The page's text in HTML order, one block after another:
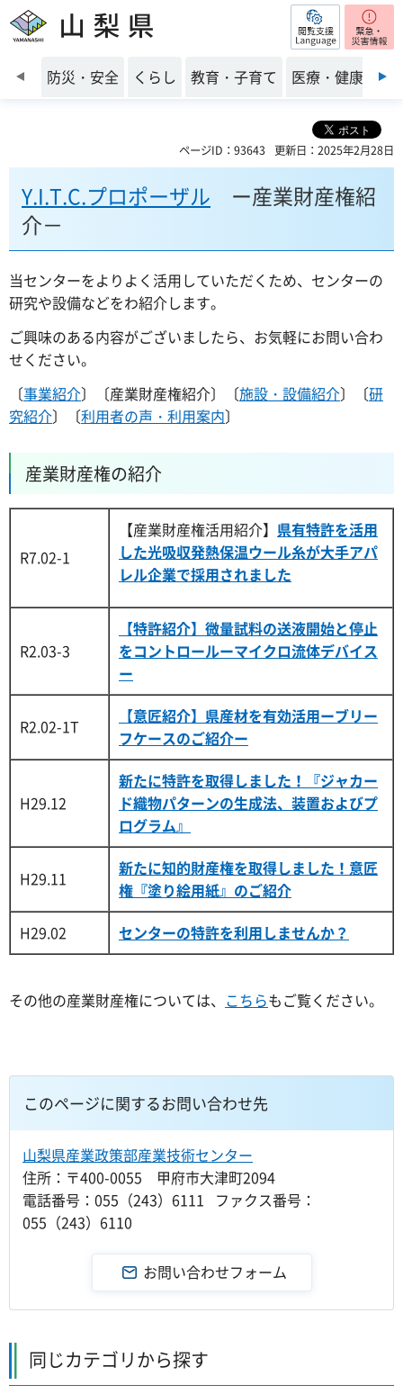
山梨県 閲覧支援
前のスライドを表示
防災・安全 くらし 教育・子育て 医療・健康・福
ページID：93643 更新日：2025年2月28日
Y.I.T.C.プロポーザル ー産業財産権紹
介－
当センターをよりよく活用していただくため、センターの
研究や設備などをわ紹介します。
ご興味のある内容がございましたら、お気軽にお問い合わ
せください。
〔事業紹介〕〔産業財産権紹介〕〔施設・設備紹介〕〔研
究紹介〕〔利用者の声・利用案内〕
産業財産権の紹介
R7.02-1
【産業財産権活用紹介】 県有特許を活用
した光吸収発熱保温ウール糸が大手アパ
レル企業で採用されました
R2.03-3
【特許紹介】微量試料の送液開始と停止
をコントロールーマイクロ流体デバイス
ー
R2.02-1T
【意匠紹介】県産材を有効活用ーブリー
フケースのご紹介ー
H29.12
新たに特許を取得しました！『ジャカー
ド織物パターンの生成法、装置およびプ
ログラム』
H29.11
新たに知的財産権を取得しました！意匠
権『塗り絵用紙』のご紹介
H29.02
センターの特許を利用しませんか？
その他の産業財産権については、 こちらもご覧ください。
このページに関するお問い合わせ先
山梨県産業政策部産業技術センター
住所：〒400-0055 甲府市大津町2094
電話番号：055（243）6111 ファクス番号：
055（243）6110
同じカテゴリから探す